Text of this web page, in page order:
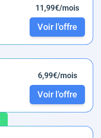
11,99€/mois
Voir l'offre
6,99€/mois
Voir l'offre